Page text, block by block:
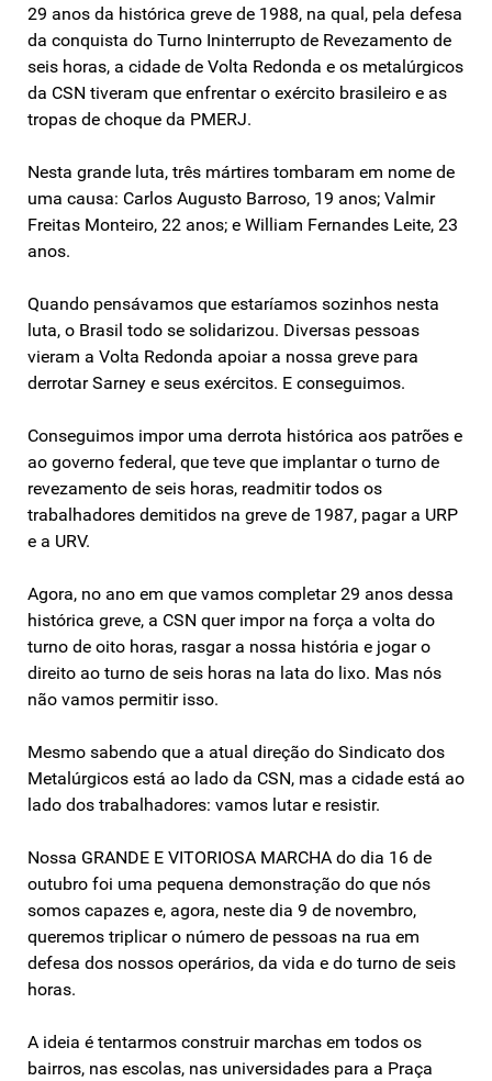
29 anos da histórica greve de 1988, na qual, pela defesa
da conquista do Turno Ininterrupto de Revezamento de
seis horas, a cidade de Volta Redonda e os metalúrgicos
da CSN tiveram que enfrentar o exército brasileiro e as
tropas de choque da PMERJ.
Nesta grande luta, três mártires tombaram em nome de
uma causa: Carlos Augusto Barroso, 19 anos; Valmir
Freitas Monteiro, 22 anos; e William Fernandes Leite, 23
anos.
Quando pensávamos que estaríamos sozinhos nesta
luta, o Brasil todo se solidarizou. Diversas pessoas
vieram a Volta Redonda apoiar a nossa greve para
derrotar Sarney e seus exércitos. E conseguimos.
Conseguimos impor uma derrota histórica aos patrões e
ao governo federal, que teve que implantar o turno de
revezamento de seis horas, readmitir todos os
trabalhadores demitidos na greve de 1987, pagar a URP
e a URV.
Agora, no ano em que vamos completar 29 anos dessa
histórica greve, a CSN quer impor na força a volta do
turno de oito horas, rasgar a nossa história e jogar o
direito ao turno de seis horas na lata do lixo. Mas nós
não vamos permitir isso.
Mesmo sabendo que a atual direção do Sindicato dos
Metalúrgicos está ao lado da CSN, mas a cidade está ao
lado dos trabalhadores: vamos lutar e resistir.
Nossa GRANDE E VITORIOSA MARCHA do dia 16 de
outubro foi uma pequena demonstração do que nós
somos capazes e, agora, neste dia 9 de novembro,
queremos triplicar o número de pessoas na rua em
defesa dos nossos operários, da vida e do turno de seis
horas.
A ideia é tentarmos construir marchas em todos os
bairros, nas escolas, nas universidades para a Praça